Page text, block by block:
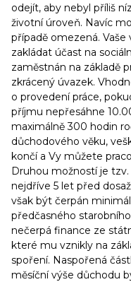
odejít, aby nebyl příliš
životní úroveň. Navíc
případě omezená.
zakládat účast na
zaměstnán na základě
zkrácený úvazek.
o provedení práce,
příjmu nepřesáhne
maximálně 300 hodin
důchodového věku,
končí a Vy můžete
Druhou možností je
nejdříve 5 let před
však být čerpán
předčasného
nečerpá finance ze
které mu vznikly na
spoření. Naspořená
měsíční výše důchodu